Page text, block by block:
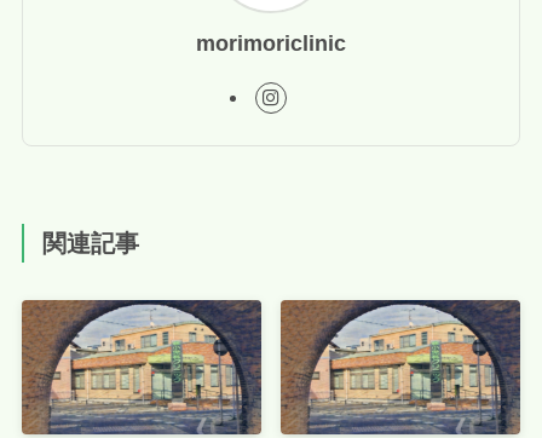
morimoriclinic
関連記事